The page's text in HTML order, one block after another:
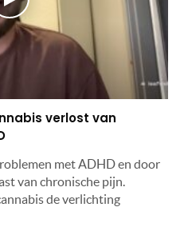
verlost van
met ADHD en door
van chronische pijn.
de verlichting